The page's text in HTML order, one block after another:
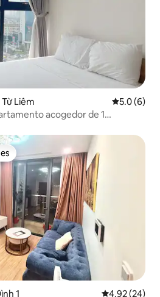
Liêm
5.0 (6)
acogedor de 1
1 Calificación
4.92 (24)